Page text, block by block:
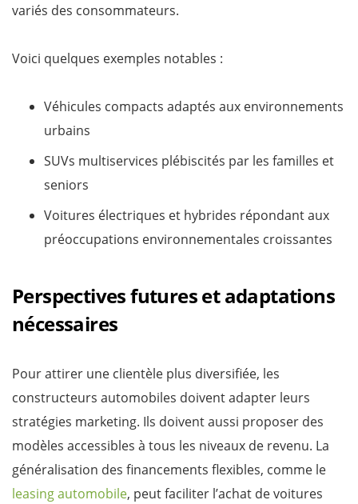
variés des consommateurs.
Voici quelques exemples notables :
Véhicules compacts adaptés aux environnements
urbains
SUVs multiservices plébiscités par les familles et
seniors
Voitures électriques et hybrides répondant aux
préoccupations environnementales croissantes
Perspectives futures et adaptations
nécessaires
Pour attirer une clientèle plus diversifiée, les
constructeurs automobiles doivent adapter leurs
stratégies marketing. Ils doivent aussi proposer des
modèles accessibles à tous les niveaux de revenu. La
généralisation des financements flexibles, comme le
leasing automobile, peut faciliter l’achat de voitures